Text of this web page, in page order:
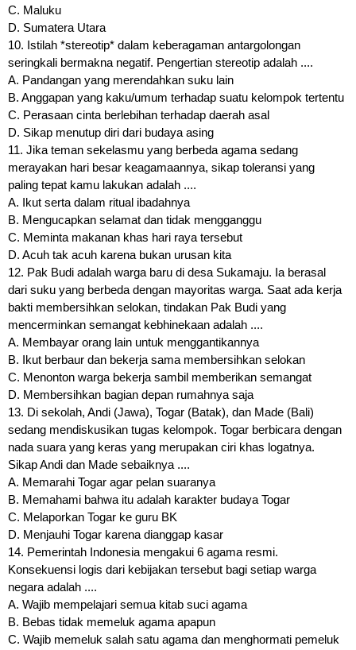
C. Maluku
D. Sumatera Utara
10. Istilah *stereotip* dalam keberagaman antargolongan
seringkali bermakna negatif. Pengertian stereotip adalah ....
A. Pandangan yang merendahkan suku lain
B. Anggapan yang kaku/umum terhadap suatu kelompok tertentu
C. Perasaan cinta berlebihan terhadap daerah asal
D. Sikap menutup diri dari budaya asing
11. Jika teman sekelasmu yang berbeda agama sedang
merayakan hari besar keagamaannya, sikap toleransi yang
paling tepat kamu lakukan adalah ....
A. Ikut serta dalam ritual ibadahnya
B. Mengucapkan selamat dan tidak mengganggu
C. Meminta makanan khas hari raya tersebut
D. Acuh tak acuh karena bukan urusan kita
12. Pak Budi adalah warga baru di desa Sukamaju. Ia berasal
dari suku yang berbeda dengan mayoritas warga. Saat ada kerja
bakti membersihkan selokan, tindakan Pak Budi yang
mencerminkan semangat kebhinekaan adalah ....
A. Membayar orang lain untuk menggantikannya
B. Ikut berbaur dan bekerja sama membersihkan selokan
C. Menonton warga bekerja sambil memberikan semangat
D. Membersihkan bagian depan rumahnya saja
13. Di sekolah, Andi (Jawa), Togar (Batak), dan Made (Bali)
sedang mendiskusikan tugas kelompok. Togar berbicara dengan
nada suara yang keras yang merupakan ciri khas logatnya.
Sikap Andi dan Made sebaiknya ....
A. Memarahi Togar agar pelan suaranya
B. Memahami bahwa itu adalah karakter budaya Togar
C. Melaporkan Togar ke guru BK
D. Menjauhi Togar karena dianggap kasar
14. Pemerintah Indonesia mengakui 6 agama resmi.
Konsekuensi logis dari kebijakan tersebut bagi setiap warga
negara adalah ....
A. Wajib mempelajari semua kitab suci agama
B. Bebas tidak memeluk agama apapun
C. Wajib memeluk salah satu agama dan menghormati pemeluk